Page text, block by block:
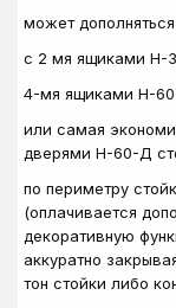
может
с 2 мя ящиками Н-
4-мя ящиками Н-
или самая
дверями Н-60-Д
по периметру
(оплачивается
декоративную
аккуратно
тон стойки либо